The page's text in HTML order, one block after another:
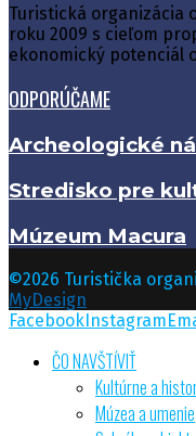
Turistická organizácia
roku 2009 s cieľom
ekonomický potenciál
ODPORÚČAME
Archeologické
Stredisko pre
Múzeum Macura
©2026 Turistička
MyDesign
FacebookInstagram
ČO NAVŠTĺVIŤ
Kultúrne a
Múzea a umenie